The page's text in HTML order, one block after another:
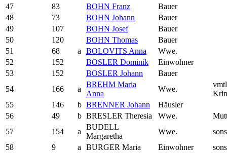
47
83 BOHN Franz
Bauer
48
73 BOHN Johann
Bauer
49
107 BOHN Josef
Bauer
50
120 BOHN Thomas
Bauer
51
68 a BOLOVITS Anna
Wwe.
52
152 BOSLER Dominik
Einwohner
53
152 BOSLER Johann
Bauer
54
166 a
BREHM Maria
Anna
Wwe.
55
146 b BRENNER Johann
Häusler
56
49 b BRESLER Theresia Wwe.
57
154 a
BUDELL
Margaretha
Wwe.
58
9 a BURGER Maria Einwohner